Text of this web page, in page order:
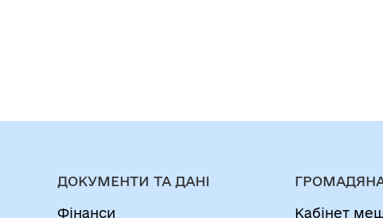
ДОКУМЕНТИ ТА ДАНІ
Фінанси
Кабінет